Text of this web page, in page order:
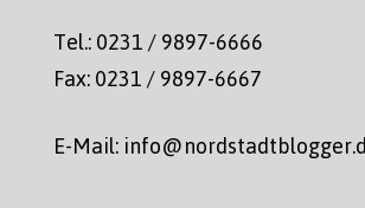
Tel.: 0231 / 9897-6666
Fax: 0231 / 9897-6667
E-Mail: